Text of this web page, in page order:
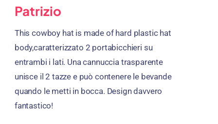
Patrizio
This cowboy hat is made of hard plastic hat
body,caratterizzato 2 portabicchieri su
entrambi i lati. Una cannuccia trasparente
unisce il 2 tazze e può contenere le bevande
quando le metti in bocca. Design davvero
fantastico!